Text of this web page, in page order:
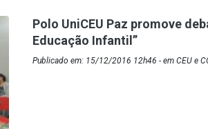
Polo UniCEU Paz promove
Educação Infantil”
Publicado em: 15/12/2016 12h46 - em CEU e